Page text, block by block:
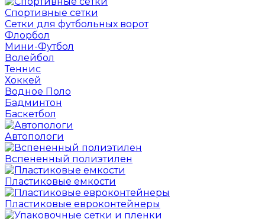
Спортивные сетки
Сетки для футбольных ворот
Флорбол
Мини-Футбол
Волейбол
Теннис
Хоккей
Водное Поло
Бадминтон
Баскетбол
Автопологи
Вспененный полиэтилен
Пластиковые емкости
Пластиковые евроконтейнеры